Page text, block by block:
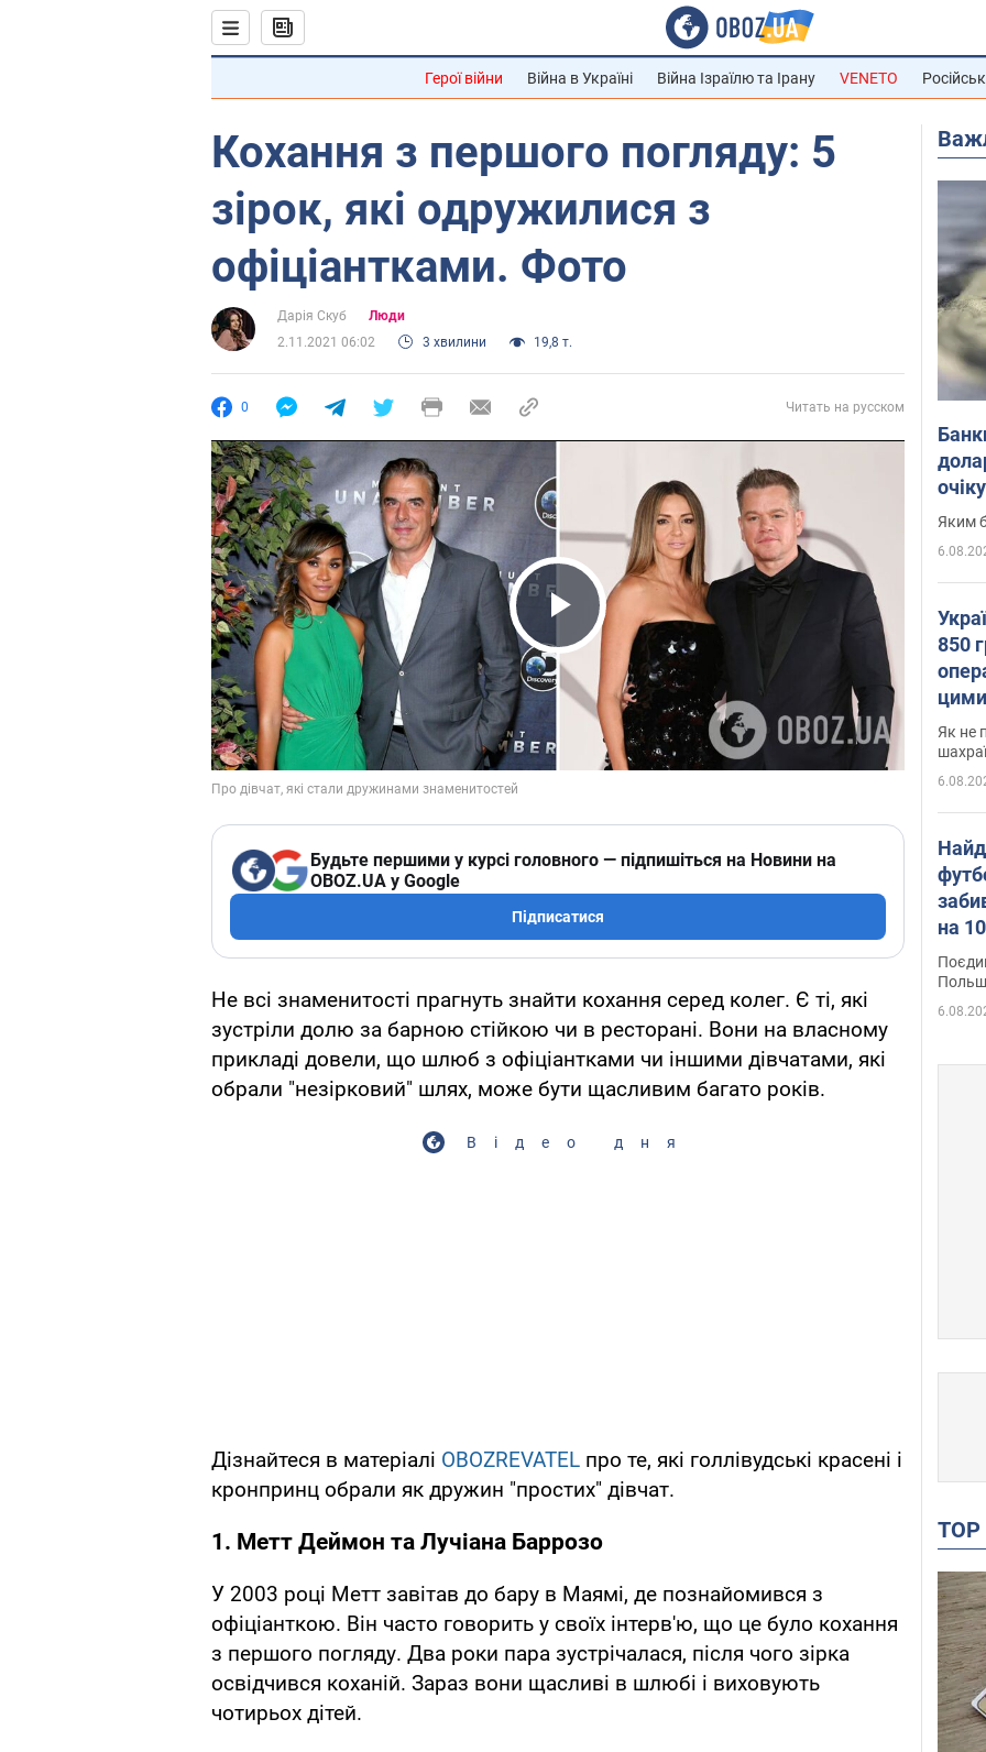
Герої війни Війна в Україні Війна Ізраїлю та Ірану VENETO
Кохання з першого погляду: 5
зірок, які одружилися з
офіціантками. Фото
Дарія Скуб
Люди
2.11.2021 06:02
3 хвилини 19,8 т.
0 Читать на русском
Play Video
Будьте першими у курсі головного — підпишіться на Новини на
OBOZ.UA у Google
Підписатися
Не всі знаменитості прагнуть знайти кохання серед колег. Є ті, які
зустріли долю за барною стійкою чи в ресторані. Вони на власному
прикладі довели, що шлюб з офіціантками чи іншими дівчатами, які
обрали "незірковий" шлях, може бути щасливим багато років.
Відео дня
Дізнайтеся в матеріалі OBOZREVATEL про те, які голлівудські красені і
кронпринц обрали як дружин "простих" дівчат.
1. Метт Деймон та Лучіана Баррозо
У 2003 році Метт завітав до бару в Маямі, де познайомився з
офіціанткою. Він часто говорить у своїх інтерв'ю, що це було кохання
з першого погляду. Два роки пара зустрічалася, після чого зірка
освідчився коханій. Зараз вони щасливі в шлюбі і виховують
чотирьох дітей.
Яким
850
Як не
на